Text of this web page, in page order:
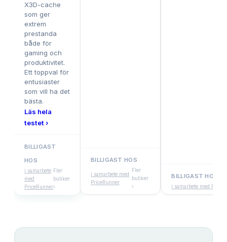
X3D-cache
som ger
extrem
prestanda
både för
gaming och
produktivitet.
Ett toppval för
entusiaster
som vill ha det
bästa.
Läs hela
testet ›
BILLIGAST
HOS
i samarbete
med
PriceRunner
Fler
butiker
›
BILLIGAST HOS
i samarbete med
PriceRunner
Fler
butiker
›
BILLIGAST HOS
i samarbete med